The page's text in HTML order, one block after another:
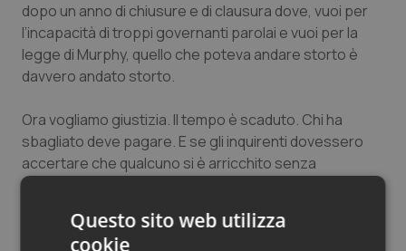
dopo un anno di chiusure e di clausura dove, vuoi per
l’incapacità di troppi governanti parolai e vuoi per la
legge di Murphy, quello che poteva andare storto è
davvero andato storto.
Ora vogliamo giustizia. Il tempo è scaduto. Chi ha
sbagliato deve pagare. E se gli inquirenti dovessero
accertare che qualcuno si è arricchito senza
"sbagliare", ma proprio perché ha seguito i propri
volte se ciò fosse possibile. Noi della Cisl Medici Lazio,
Questo sito web utilizza
cookie